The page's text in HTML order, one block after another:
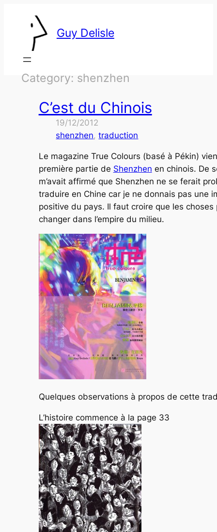
Guy Delisle
Category: shenzhen
C’est du Chinois
19/12/2012
shenzhen, traduction
Le magazine True Colours (basé à Pékin)
première partie de Shenzhen en chinois. De
m’avait affirmé que Shenzhen ne se ferait
traduire en Chine car je ne donnais pas une
positive du pays. Il faut croire que les choses
changer dans l’empire du milieu.
Quelques observations à propos de cette
L’histoire commence à la page 33